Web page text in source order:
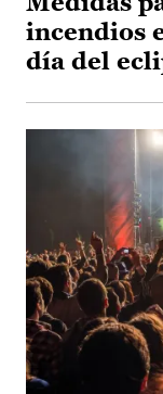
incendios
día del